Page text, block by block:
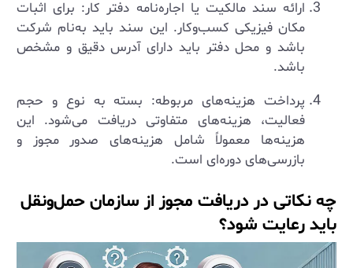
ارائه سند مالکیت یا اجاره‌نامه دفتر کار: برای اثبات
مکان فیزیکی کسب‌وکار. این سند باید به‌نام شرکت
باشد و محل دفتر باید دارای آدرس دقیق و مشخص
باشد.
پرداخت هزینه‌های مربوطه: بسته به نوع و حجم
فعالیت، هزینه‌های متفاوتی دریافت می‌شود. این
هزینه‌ها معمولاً شامل هزینه‌های صدور مجوز و
بازرسی‌های دوره‌ای است.
چه نکاتی در دریافت مجوز از سازمان حمل‌ونقل
باید رعایت شود؟